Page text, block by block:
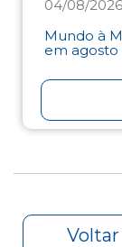
04/08/2026
Mundo à
em agosto
Voltar